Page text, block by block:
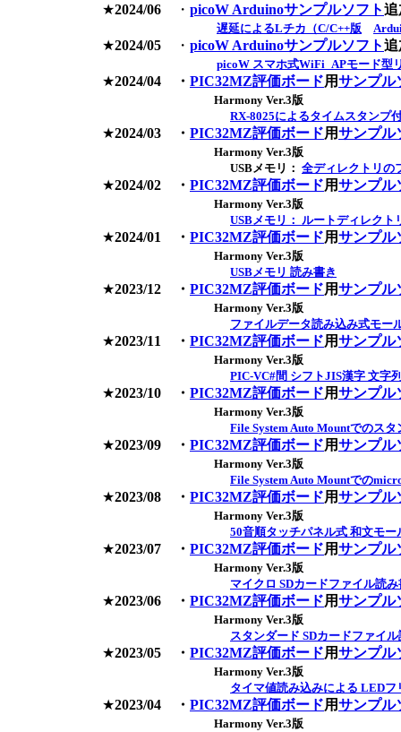
★2024/06 ・ picoW Arduinoサンプルソフト追
遅延によるLチカ（C/C++版
★2024/05 ・ picoW Arduinoサンプルソフト追
picoW スマホ式WiFi_APモード型
★2024/04 ・ PIC32MZ評価ボード用サンプル
Harmony Ver.3版
RX-8025によるタイムスタンプ
★2024/03 ・ PIC32MZ評価ボード用サンプル
Harmony Ver.3版
USBメモリ： 全ディレクトリの
★2024/02 ・ PIC32MZ評価ボード用サンプル
Harmony Ver.3版
USBメモリ： ルートディレクト
★2024/01 ・ PIC32MZ評価ボード用サンプル
Harmony Ver.3版
USBメモリ 読み書き
★2023/12 ・ PIC32MZ評価ボード用サンプル
Harmony Ver.3版
ファイルデータ読み込み式モー
★2023/11 ・ PIC32MZ評価ボード用サンプル
Harmony Ver.3版
PIC-VC#間 シフトJIS漢字 文字
★2023/10 ・ PIC32MZ評価ボード用サンプル
Harmony Ver.3版
File System Auto Mountでのス
★2023/09 ・ PIC32MZ評価ボード用サンプル
Harmony Ver.3版
File System Auto Mountでの
★2023/08 ・ PIC32MZ評価ボード用サンプル
Harmony Ver.3版
50音順タッチパネル式 和文モー
★2023/07 ・ PIC32MZ評価ボード用サンプル
Harmony Ver.3版
マイクロ SDカードファイル読
★2023/06 ・ PIC32MZ評価ボード用サンプル
Harmony Ver.3版
スタンダード SDカードファイ
★2023/05 ・ PIC32MZ評価ボード用サンプル
Harmony Ver.3版
タイマ値読み込みによる LEDフ
★2023/04 ・ PIC32MZ評価ボード用サンプル
Harmony Ver.3版